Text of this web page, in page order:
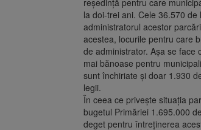
reședință pentru care
la doi-trei ani. Cele 36.570
administratorul acestor
acestea, locurile pentru care
de administrator. Așa se face
mai bănoase pentru
sunt închiriate și doar 1.930
legii.
În ceea ce privește situația
bugetul Primăriei 1.695.000
deget pentru întreținerea